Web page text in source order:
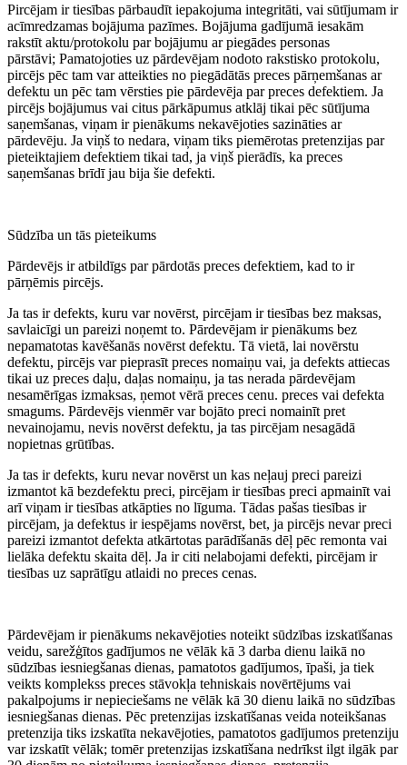
Pircējam ir tiesības pārbaudīt iepakojuma integritāti, vai sūtījumam ir
acīmredzamas bojājuma pazīmes. Bojājuma gadījumā iesakām
rakstīt aktu/protokolu par bojājumu ar piegādes personas
pārstāvi; Pamatojoties uz pārdevējam nodoto rakstisko protokolu,
pircējs pēc tam var atteikties no piegādātās preces pārņemšanas ar
defektu un pēc tam vērsties pie pārdevēja par preces defektiem. Ja
pircējs bojājumus vai citus pārkāpumus atklāj tikai pēc sūtījuma
saņemšanas, viņam ir pienākums nekavējoties sazināties ar
pārdevēju. Ja viņš to nedara, viņam tiks piemērotas pretenzijas par
pieteiktajiem defektiem tikai tad, ja viņš pierādīs, ka preces
saņemšanas brīdī jau bija šie defekti.
Sūdzība un tās pieteikums
Pārdevējs ir atbildīgs par pārdotās preces defektiem, kad to ir
pārņēmis pircējs.
Ja tas ir defekts, kuru var novērst, pircējam ir tiesības bez maksas,
savlaicīgi un pareizi noņemt to. Pārdevējam ir pienākums bez
nepamatotas kavēšanās novērst defektu. Tā vietā, lai novērstu
defektu, pircējs var pieprasīt preces nomaiņu vai, ja defekts attiecas
tikai uz preces daļu, daļas nomaiņu, ja tas nerada pārdevējam
nesamērīgas izmaksas, ņemot vērā preces cenu. preces vai defekta
smagums. Pārdevējs vienmēr var bojāto preci nomainīt pret
nevainojamu, nevis novērst defektu, ja tas pircējam nesagādā
nopietnas grūtības.
Ja tas ir defekts, kuru nevar novērst un kas neļauj preci pareizi
izmantot kā bezdefektu preci, pircējam ir tiesības preci apmainīt vai
arī viņam ir tiesības atkāpties no līguma. Tādas pašas tiesības ir
pircējam, ja defektus ir iespējams novērst, bet, ja pircējs nevar preci
pareizi izmantot defekta atkārtotas parādīšanās dēļ pēc remonta vai
lielāka defektu skaita dēļ. Ja ir citi nelabojami defekti, pircējam ir
tiesības uz saprātīgu atlaidi no preces cenas.
Pārdevējam ir pienākums nekavējoties noteikt sūdzības izskatīšanas
veidu, sarežģītos gadījumos ne vēlāk kā 3 darba dienu laikā no
sūdzības iesniegšanas dienas, pamatotos gadījumos, īpaši, ja tiek
veikts komplekss preces stāvokļa tehniskais novērtējums vai
pakalpojums ir nepieciešams ne vēlāk kā 30 dienu laikā no sūdzības
iesniegšanas dienas. Pēc pretenzijas izskatīšanas veida noteikšanas
pretenzija tiks izskatīta nekavējoties, pamatotos gadījumos pretenziju
var izskatīt vēlāk; tomēr pretenzijas izskatīšana nedrīkst ilgt ilgāk par